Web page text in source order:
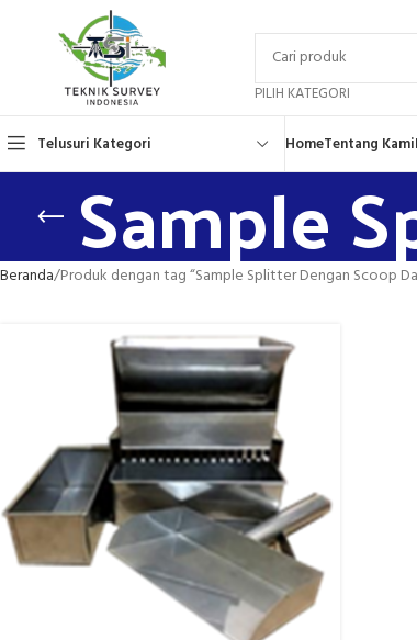
PILIH KATEGORI
Telusuri Kategori HomeTentang Kami
Sample
Beranda Produk dengan tag “Sample Splitter Dengan Scoop